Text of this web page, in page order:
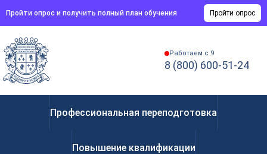
Пройти опрос и получить полный план обучения Пройти опрос
Работаем с 9
8 (800) 600-51-24
Профессиональная переподготовка
Повышение квалификации